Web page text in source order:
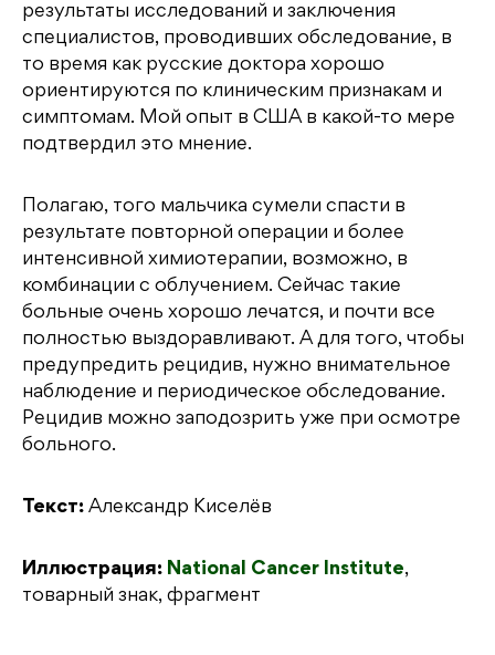
результаты исследований и заключения
специалистов, проводивших обследование, в
то время как русские доктора хорошо
ориентируются по клиническим признакам и
симптомам. Мой опыт в США в какой-то мере
подтвердил это мнение.
Полагаю, того мальчика сумели спасти в
результате повторной операции и более
интенсивной химиотерапии, возможно, в
комбинации с облучением. Сейчас такие
больные очень хорошо лечатся, и почти все
полностью выздоравливают. А для того, чтобы
предупредить рецидив, нужно внимательное
наблюдение и периодическое обследование.
Рецидив можно заподозрить уже при осмотре
больного.
Текст: Александр Киселёв
Иллюстрация: National Cancer Institute,
товарный знак, фрагмент